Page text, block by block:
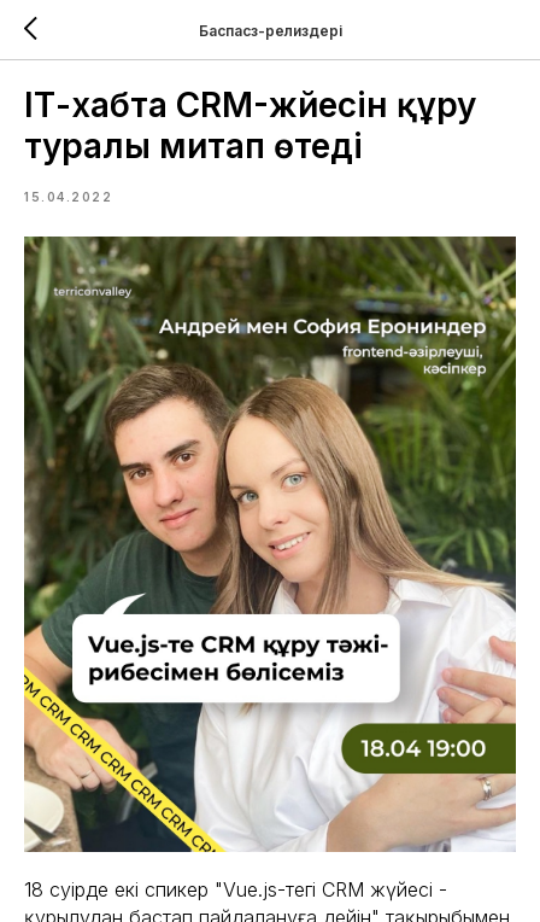
Баспасөз-релиздері
IТ-хабта CRM-жүйесін құру
туралы митап өтеді
15.04.2022
18 сәуірде екі спикер "Vue.js-тегі CRM жүйесі -
құрылудан бастап пайдалануға дейін" тақырыбымен